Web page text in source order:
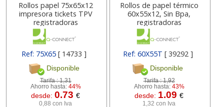
Rollos papel 75x65x12
impresora tickets TPV
registradoras
Ref: 75X65[ 14733 ]
Disponible
Tarifa :1,31
Ahorro hasta: 44%
desde:0.73€
0,88 con Iva
Rollos de papel térmico
60x55x12, Sin Bpa,
registradoras
Ref: 60X55T [ 39292 ]
Disponible
Tarifa :1,92
Ahorro hasta: 43%
desde: 1.09€
1,32 con Iva